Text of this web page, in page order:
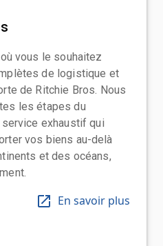
vous le souhaitez
de logistique et
de Ritchie Bros. Nous
les étapes du
exhaustif qui
vos biens au-delà
et des océans,
En savoir plus